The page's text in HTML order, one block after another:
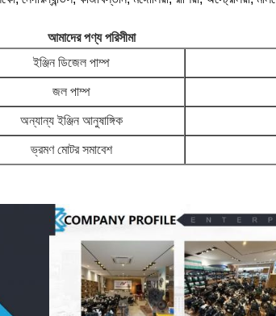
আমাদের পণ্য পরিসীমা
ইঞ্জিন ডিজেল পাম্প
জল পাম্প
অন্যান্য ইঞ্জিন আনুষাঙ্গিক
ভ্রমণ মোটর সমাবেশ